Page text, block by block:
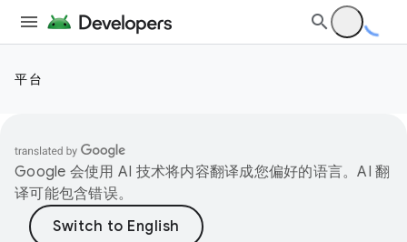
平台
Google 会使用 AI 技术将内容翻译成您偏好的语言。AI 翻
译可能包含错误。